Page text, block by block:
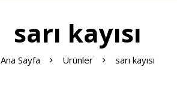
sarı kayısı
Ana Sayfa Ürünler sarı kayısı